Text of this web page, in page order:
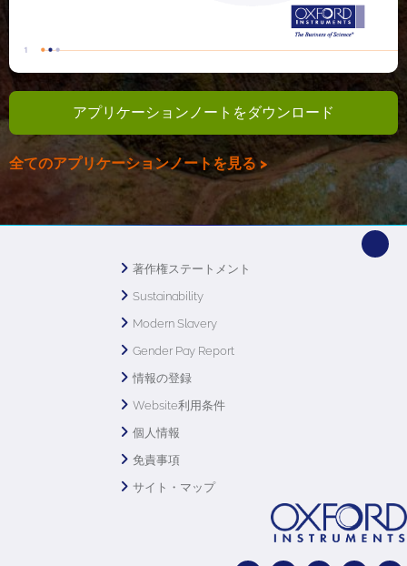
アプリケーションノートをダウンロード
全てのアプリケーションノートを見る >
著作権ステートメント
Sustainability
Modern Slavery
Gender Pay Report
情報の登録
Website利用条件
個人情報
免責事項
サイト・マップ